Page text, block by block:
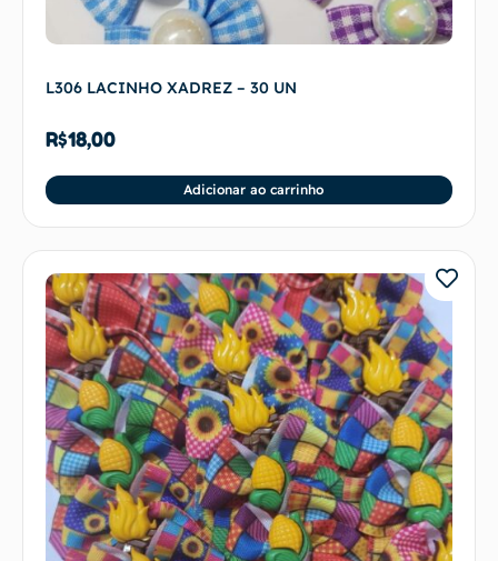
L306 LACINHO XADREZ – 30 UN
R$18,00
Adicionar ao carrinho